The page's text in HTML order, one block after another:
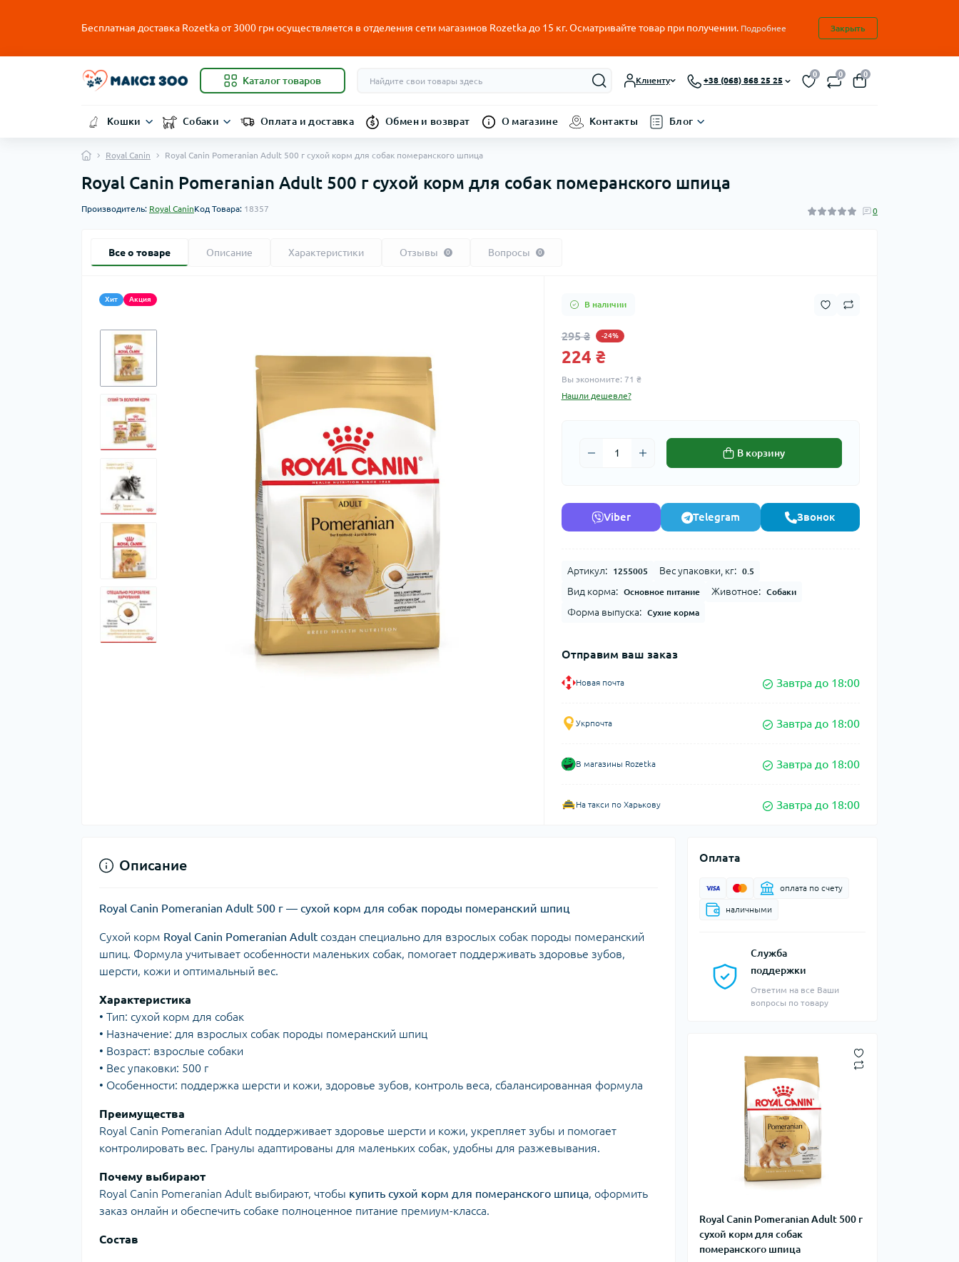
Бесплатная доставка Rozetka от3000 грн осуществляется в отделения сети магазинов Rozetka до 15 кг. Осматривайте товар при получении. Подробнее Закрыть
Каталог товаров Клиенту +38 (068) 868 25 25
0 0 0
Кошки Собаки Оплата и доставка Обмен и возврат О магазине Контакты Блог
Royal Canin Royal Canin Pomeranian Adult 500 г сухой корм для собак померанского шпица
Royal Canin Pomeranian Adult 500 г сухой корм для собак померанского шпица
Производитель: Royal CaninКод Товара: 18357 0
Все о товаре Описание Характеристики Отзывы 0 Вопросы 0
Хит Акция
В наличии
295 ₴ -24%
224 ₴
Вы экономите: 71 ₴
Нашли дешевле?
В корзину
Viber Telegram Звонок
Артикул: 1255005 Вес упаковки, кг: 0.5
Вид корма: Основное питание Животное: Собаки
Форма выпуска: Сухие корма
Отправим ваш заказ
Новая почта Завтра до 18:00
Укрпочта Завтра до 18:00
В магазины Rozetka Завтра до 18:00
На такси по Харькову Завтра до 18:00
Оплата
оплата по счету
наличными
Служба
поддержки
Ответим на все Ваши
вопросы по товару
Royal Canin Pomeranian Adult 500 г
сухой корм для собак
померанского шпица
Описание
Royal Canin Pomeranian Adult 500 г — сухой корм для собак породы померанский шпиц
Сухой корм Royal Canin Pomeranian Adult создан специально для взрослых собак породы померанский
шпиц. Формула учитывает особенности маленьких собак, помогает поддерживать здоровье зубов,
шерсти, кожи и оптимальный вес.
Характеристика
• Тип: сухой корм для собак
• Назначение: для взрослых собак породы померанский шпиц
• Возраст: взрослые собаки
• Вес упаковки: 500 г
• Особенности: поддержка шерсти и кожи, здоровье зубов, контроль веса, сбалансированная формула
Преимущества
Royal Canin Pomeranian Adult поддерживает здоровье шерсти и кожи, укрепляет зубы и помогает
контролировать вес. Гранулы адаптированы для маленьких собак, удобны для разжевывания.
Почему выбирают
Royal Canin Pomeranian Adult выбирают, чтобы купить сухой корм для померанского шпица, оформить
заказ онлайн и обеспечить собаке полноценное питание премиум-класса.
Состав